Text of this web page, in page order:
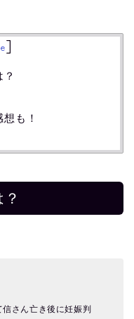
]
も！
さん亡き後に妊娠判